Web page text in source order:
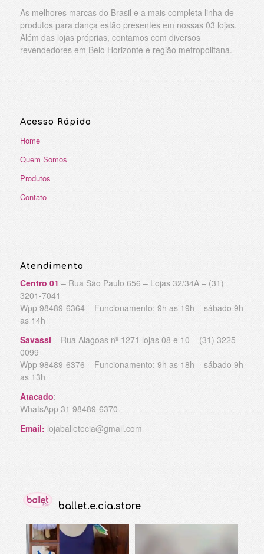
As melhores marcas do Brasil e a mais completa linha de
produtos para dança estão presentes em nossas 03 lojas.
Além das lojas próprias, contamos com diversos
revendedores em Belo Horizonte e região metropolitana.
Acesso Rápido
Home
Quem Somos
Produtos
Contato
Atendimento
Centro 01 – Rua São Paulo 656 – Lojas 32/34A – (31)
3201-7041
Wpp 98489-6364 – Funcionamento: 9h as 19h – sábado 9h
as 14h
Savassi – Rua Alagoas nº 1271 lojas 08 e 10 – (31) 3225-
0099
Wpp 98489-6376 – Funcionamento: 9h as 18h – sábado 9h
as 13h
Atacado:
WhatsApp 31 98489-6370
Email: lojaballetecia@gmail.com
ballet.e.cia.store